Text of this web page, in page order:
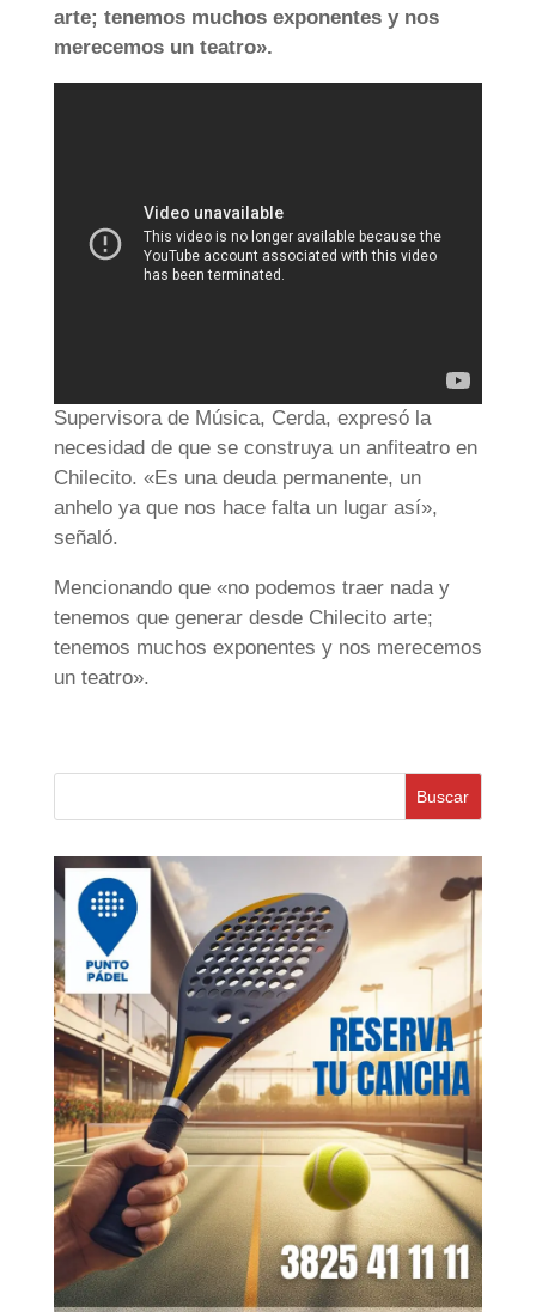
arte; tenemos muchos exponentes y nos
merecemos un teatro».
Supervisora de Música, Cerda, expresó la
necesidad de que se construya un anfiteatro en
Chilecito. «Es una deuda permanente, un
anhelo ya que nos hace falta un lugar así»,
señaló.
Mencionando que «no podemos traer nada y
tenemos que generar desde Chilecito arte;
tenemos muchos exponentes y nos merecemos
un teatro».
Buscar